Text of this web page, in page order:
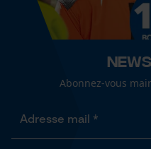
Abonnez-vous
Google
Event